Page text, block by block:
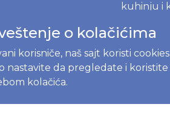
kuhinju i
o kolačićima
korisniče, naš sajt koristi
nastavite da pregledate i
kolačića.